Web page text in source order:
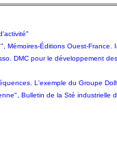
Mémoires-Éditions Ouest-France.
DMC pour le développement
L'exemple du Groupe
Bulletin de la Sté industrielle